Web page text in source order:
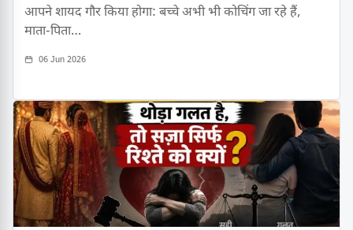
आपने शायद गौर किया होगा: बच्चे अभी भी कोचिंग जा रहे हैं,
माता-पिता…
06 Jun 2026